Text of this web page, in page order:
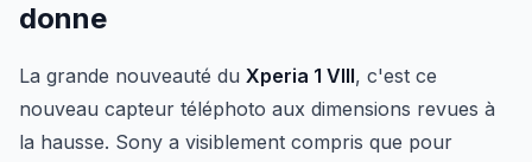
donne
La grande nouveauté du Xperia 1 VIII, c'est ce
nouveau capteur téléphoto aux dimensions revues à
la hausse. Sony a visiblement compris que pour